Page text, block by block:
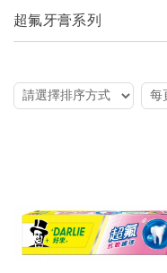
超氟牙膏系列